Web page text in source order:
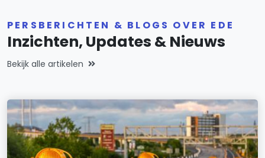
PERSBERICHTEN & BLOGS OVER EDE
Inzichten, Updates & Nieuws
Bekijk alle artikelen